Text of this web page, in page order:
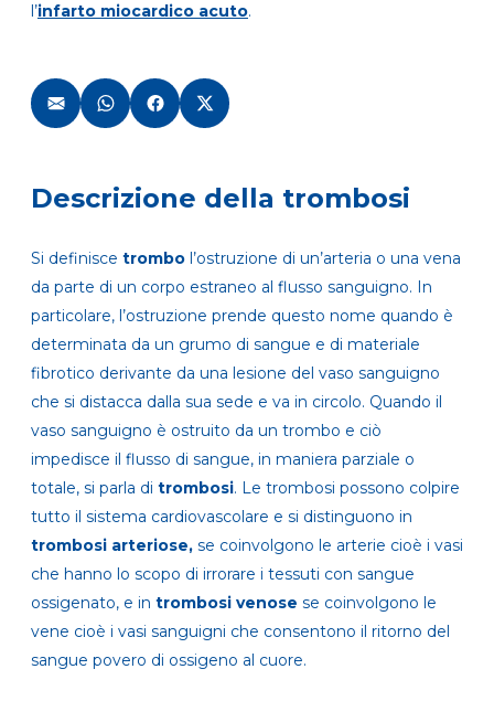
l’infarto miocardico acuto.
Descrizione della trombosi
Si definisce trombo l’ostruzione di un’arteria o una vena
da parte di un corpo estraneo al flusso sanguigno. In
particolare, l’ostruzione prende questo nome quando è
determinata da un grumo di sangue e di materiale
fibrotico derivante da una lesione del vaso sanguigno
che si distacca dalla sua sede e va in circolo. Quando il
vaso sanguigno è ostruito da un trombo e ciò
impedisce il flusso di sangue, in maniera parziale o
totale, si parla di trombosi. Le trombosi possono colpire
tutto il sistema cardiovascolare e si distinguono in
trombosi arteriose, se coinvolgono le arterie cioè i vasi
che hanno lo scopo di irrorare i tessuti con sangue
ossigenato, e in trombosi venose se coinvolgono le
vene cioè i vasi sanguigni che consentono il ritorno del
sangue povero di ossigeno al cuore.